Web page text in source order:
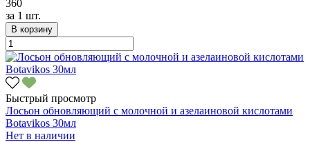
360
за 1 шт.
В корзину
Быстрый просмотр
Лосьон обновляющий с молочной и азелаиновой кислотами
Botavikos 30мл
Нет в наличии